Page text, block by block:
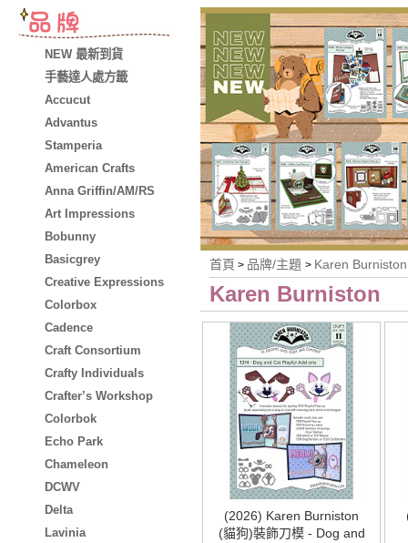
NEW 最新到貨
手藝達人處方籤
Accucut
Advantus
Stamperia
American Crafts
Anna Griffin/AM/RS
Art Impressions
Bobunny
Basicgrey
Creative Expressions
Colorbox
Cadence
Craft Consortium
Crafty Individuals
Crafter’s Workshop
Colorbok
Echo Park
Chameleon
DCWV
Delta
Lavinia
首頁 > 品牌/主題 > Karen Burniston
Karen Burniston
(2026) Karen Burniston
(貓狗)裝飾刀模 - Dog and